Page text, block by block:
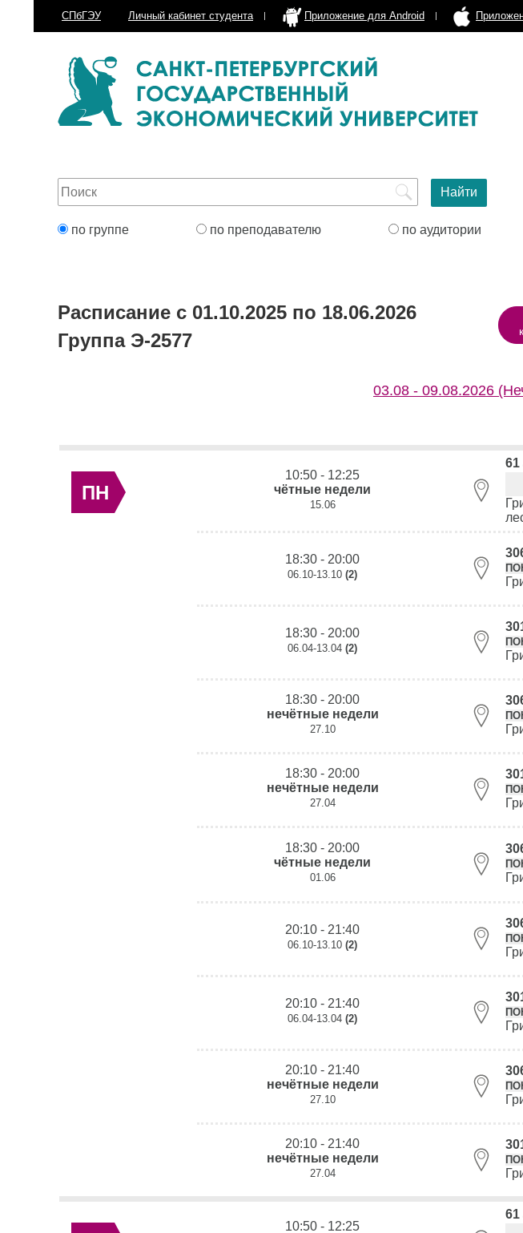
СПбГЭУ Личный кабинет студента Приложение для Android
по группе по преподавателю по аудитории
Расписание с 01.10.2025 по 18.06.2026
Группа Э-2577
03.08 - 09.08.2026
ПН
10:50 - 12:25
чётные недели
15.06
61
18:30 - 20:00
06.10-13.10 (2)
18:30 - 20:00
06.04-13.04 (2)
18:30 - 20:00
нечётные недели
27.10
18:30 - 20:00
нечётные недели
27.04
18:30 - 20:00
чётные недели
01.06
20:10 - 21:40
06.10-13.10 (2)
20:10 - 21:40
06.04-13.04 (2)
20:10 - 21:40
нечётные недели
27.10
20:10 - 21:40
нечётные недели
27.04
10:50 - 12:25
61